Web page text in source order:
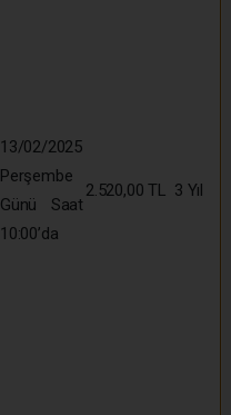
13/02/2025
Perşembe
Günü Saat
10:00’da
2.520,00 TL 3 Yıl